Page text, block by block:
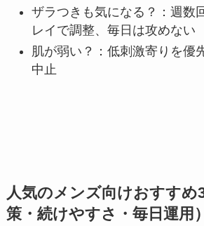
ザラつきも気になる？：週数
レイで調整、毎日は攻めない
肌が弱い？：低刺激寄りを優
中止
人気のメンズ向けおすすめ
策・続けやすさ・毎日運用）